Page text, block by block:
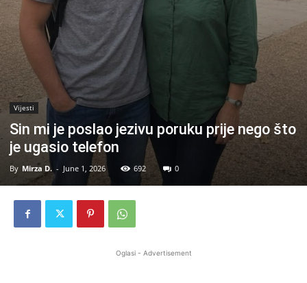
Vijesti
Sin mi je poslao jezivu poruku prije nego što
je ugasio telefon
By Mirza D. - June 1, 2026 692 0
Oglasi - Advertisement